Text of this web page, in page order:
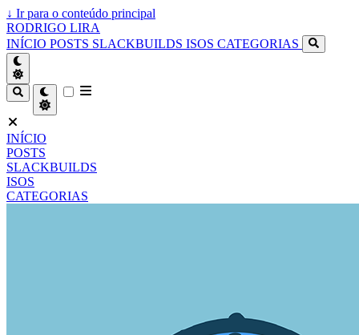
↓ Ir para o conteúdo principal
RODRIGO LIRA
INÍCIO POSTS SLACKBUILDS ISOS CATEGORIAS
INÍCIO
POSTS
SLACKBUILDS
ISOS
CATEGORIAS